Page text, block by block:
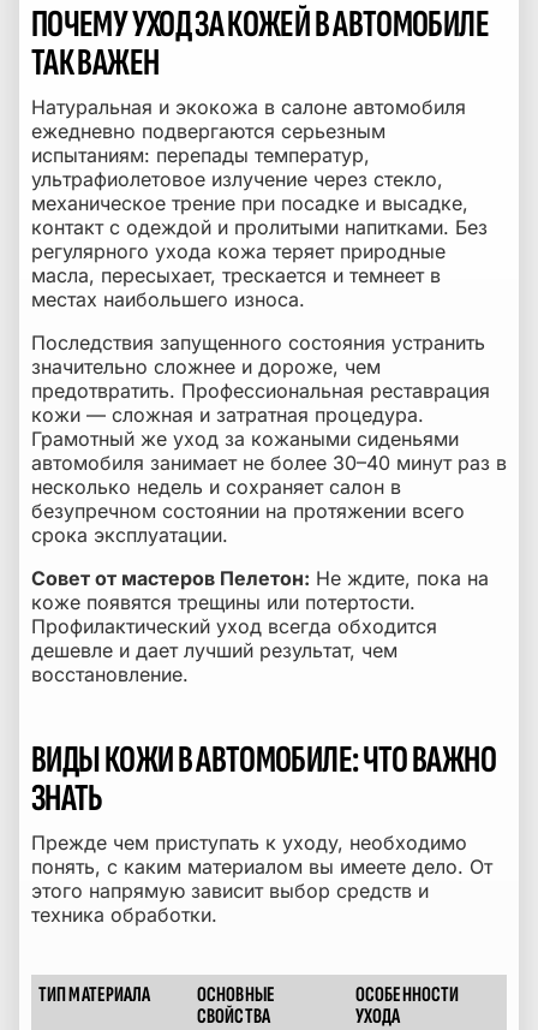
ПОЧЕМУ УХОД ЗА КОЖЕЙ В АВТОМОБИЛЕ
ТАК ВАЖЕН
Натуральная и экокожа в салоне автомобиля
ежедневно подвергаются серьезным
испытаниям: перепады температур,
ультрафиолетовое излучение через стекло,
механическое трение при посадке и высадке,
контакт с одеждой и пролитыми напитками. Без
регулярного ухода кожа теряет природные
масла, пересыхает, трескается и темнеет в
местах наибольшего износа.
Последствия запущенного состояния устранить
значительно сложнее и дороже, чем
предотвратить. Профессиональная реставрация
кожи — сложная и затратная процедура.
Грамотный же уход за кожаными сиденьями
автомобиля занимает не более 30–40 минут раз в
несколько недель и сохраняет салон в
безупречном состоянии на протяжении всего
срока эксплуатации.
Совет от мастеров Пелетон: Не ждите, пока на
коже появятся трещины или потертости.
Профилактический уход всегда обходится
дешевле и дает лучший результат, чем
восстановление.
ВИДЫ КОЖИ В АВТОМОБИЛЕ: ЧТО ВАЖНО
ЗНАТЬ
Прежде чем приступать к уходу, необходимо
понять, с каким материалом вы имеете дело. От
этого напрямую зависит выбор средств и
техника обработки.
Виды кожи в автомобиле
ТИП МАТЕРИАЛА
ОСНОВНЫЕ
СВОЙСТВА
ОСОБЕННОСТИ
УХОДА